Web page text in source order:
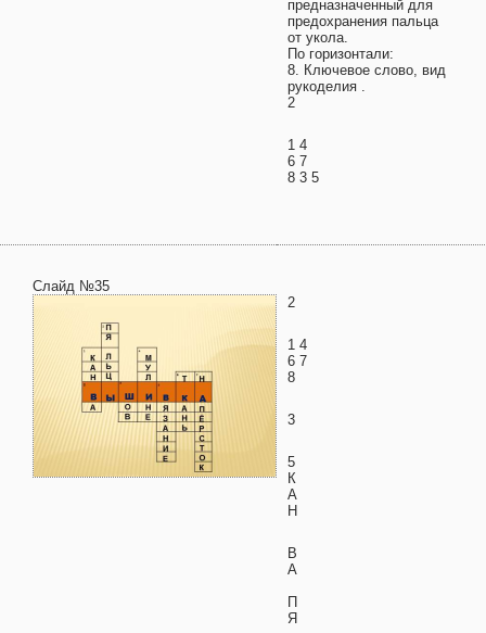
предназначенный для
предохранения пальца
от укола.
По горизонтали:
8. Ключевое слово, вид
рукоделия .
2
1 4
6 7
8 3 5
Слайд №35
2
1 4
6 7
8
3
5
К
А
Н
В
А
П
Я